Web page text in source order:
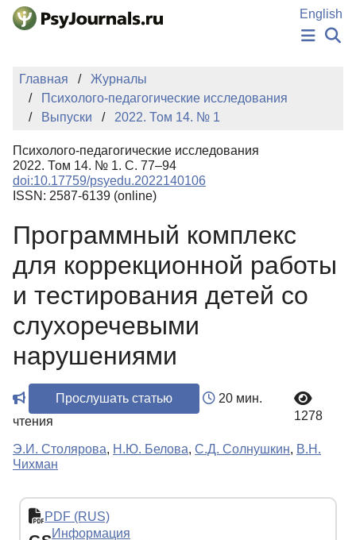
Перейти к основному содержанию
English
НОВОСТИ
АВТОРЫ
КЛЮЧЕВЫЕ СЛОВА
Регистрация
Главная
Журналы
Психолого-педагогические исследования
Выпуски
2022. Том 14. № 1
Психолого-педагогические исследования
2022. Том 14. № 1. С. 77–94
doi:10.17759/psyedu.2022140106
ISSN: 2587-6139 (online)
Программный комплекс
для коррекционной работы
и тестирования детей со
слухоречевыми
нарушениями
Прослушать статью
20 мин.
чтения
1278
Э.И. Столярова, Н.Ю. Белова, С.Д. Солнушкин, В.Н.
Чихман
PDF (RUS)
Информация